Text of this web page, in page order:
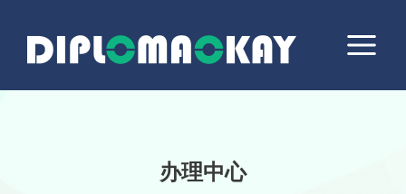
Menu
办理中心